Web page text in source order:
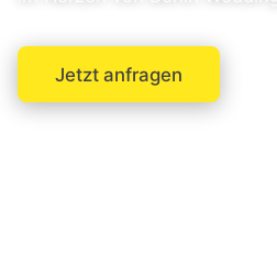
Jetzt anfragen